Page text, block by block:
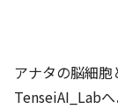
アナタの脳細胞
TenseiAI_Lab